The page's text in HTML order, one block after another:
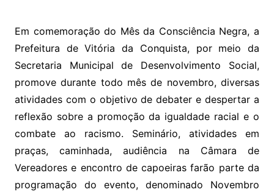
Em comemoração do Mês da Consciência Negra, a
Prefeitura de Vitória da Conquista, por meio da
Secretaria Municipal de Desenvolvimento Social,
promove durante todo mês de novembro, diversas
atividades com o objetivo de debater e despertar a
reflexão sobre a promoção da igualdade racial e o
combate ao racismo. Seminário, atividades em
praças, caminhada, audiência na Câmara de
Vereadores e encontro de capoeiras farão parte da
programação do evento, denominado Novembro